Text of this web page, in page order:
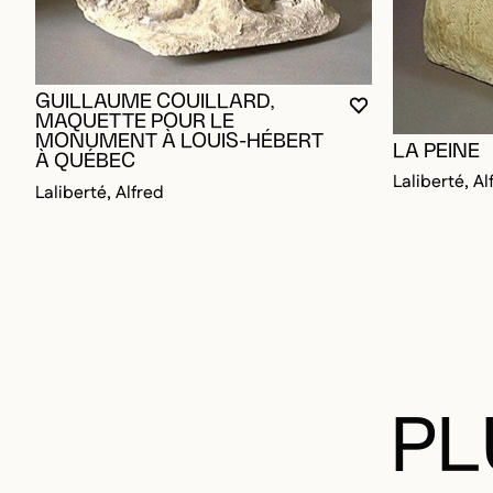
VOUS DEVEZ
FERMER LA
OUVRIR LA
GUILLAUME COUILLARD,
MAQUETTE POUR LE
MONUMENT À LOUIS-HÉBERT
À QUÉBEC
Laliberté, Alfred
LA PEINE
Laliberté,